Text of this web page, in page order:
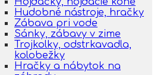
Hudobné nástroje, hračky
Zábava pri vode
Sánky, zábavy v zime
Trojkolky, odstrkavadla,
kolobežky
Hračky a nábytok na